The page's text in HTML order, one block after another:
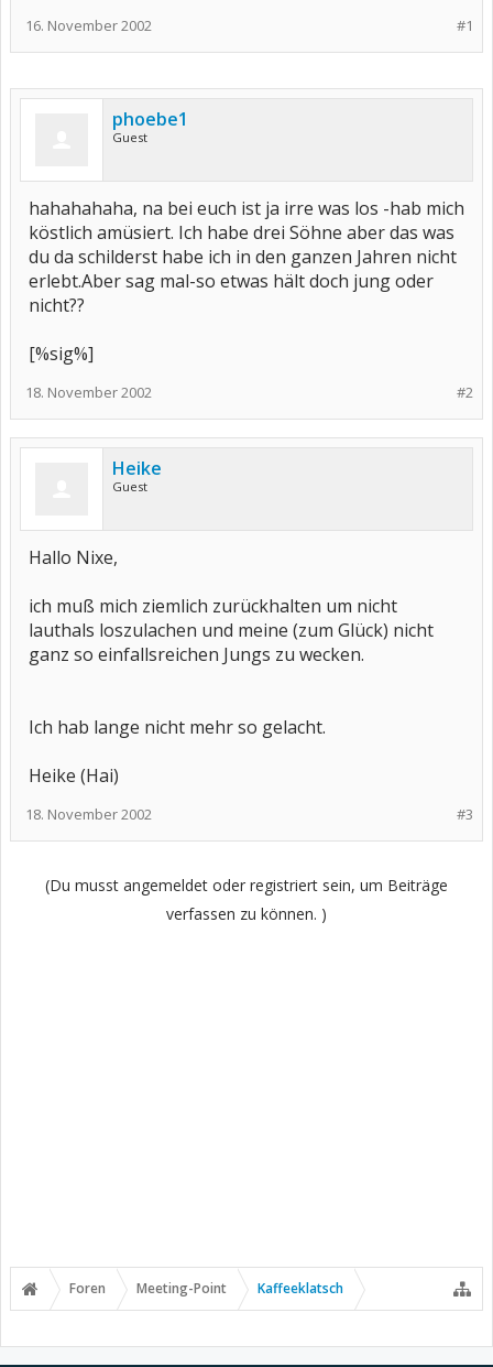
#1
16. November 2002
phoebe1
Guest
hahahahaha, na bei euch ist ja irre was los -hab mich
köstlich amüsiert. Ich habe drei Söhne aber das was
du da schilderst habe ich in den ganzen Jahren nicht
erlebt.Aber sag mal-so etwas hält doch jung oder
nicht??
[%sig%]
#2
18. November 2002
Heike
Guest
Hallo Nixe,
ich muß mich ziemlich zurückhalten um nicht
lauthals loszulachen und meine (zum Glück) nicht
ganz so einfallsreichen Jungs zu wecken.
Ich hab lange nicht mehr so gelacht.
Heike (Hai)
#3
18. November 2002
(Du musst angemeldet oder registriert sein, um Beiträge
verfassen zu können. )
Foren Meeting-Point Kaffeeklatsch